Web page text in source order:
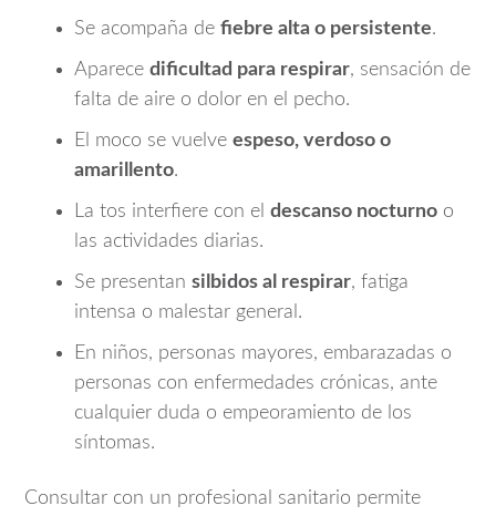
Se acompaña de fiebre alta o persistente.
Aparece dificultad para respirar, sensación de
falta de aire o dolor en el pecho.
El moco se vuelve espeso, verdoso o
amarillento.
La tos interfiere con el descanso nocturno o
las actividades diarias.
Se presentan silbidos al respirar, fatiga
intensa o malestar general.
En niños, personas mayores, embarazadas o
personas con enfermedades crónicas, ante
cualquier duda o empeoramiento de los
síntomas.
Consultar con un profesional sanitario permite